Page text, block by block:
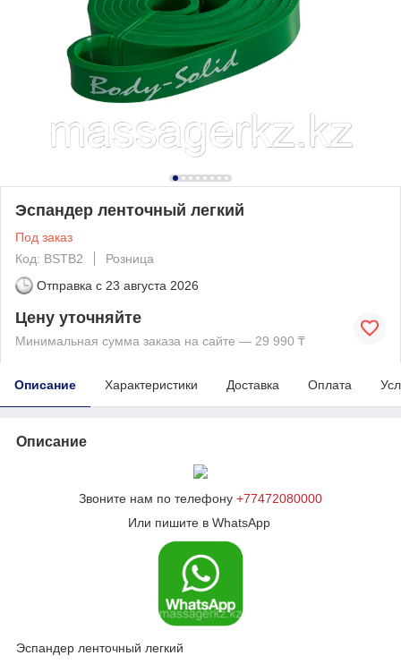
Эспандер ленточный легкий
Под заказ
Код: BSTB2
Розница
Отправка с 23 августа 2026
Цену уточняйте
Минимальная сумма заказа на сайте — 29 990 ₸
Описание Характеристики Доставка Оплата
Описание
Звоните нам по телефону +77472080000
Или пишите в WhatsApp
Эспандер ленточный легкий